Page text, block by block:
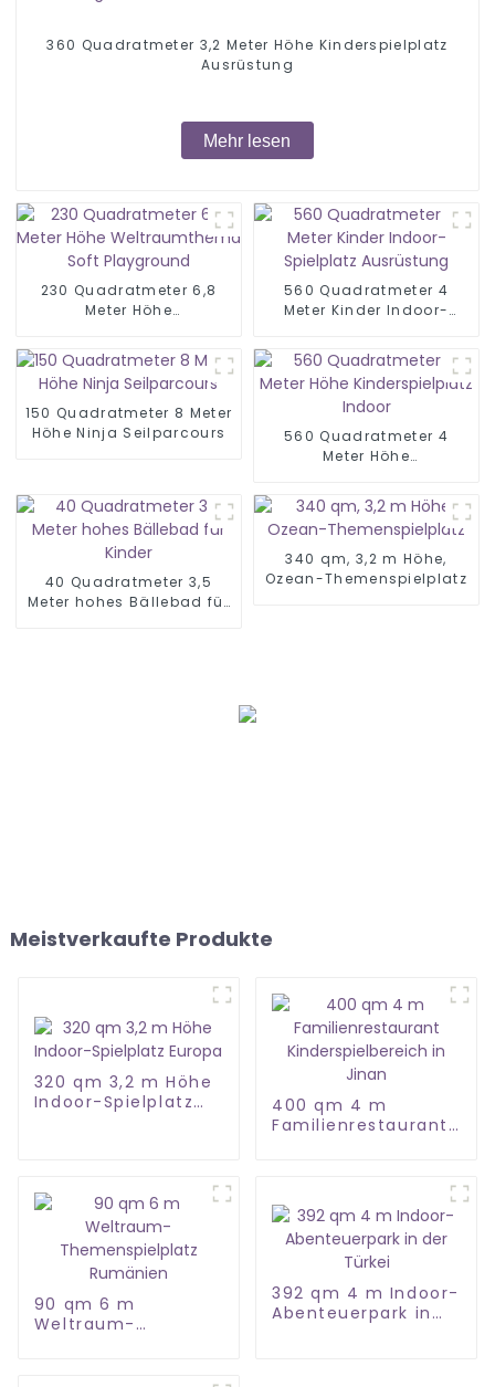
360 Quadratmeter 3,2 Meter Höhe Kinderspielplatz
Ausrüstung
Mehr lesen
230 Quadratmeter 6,8
Meter Höhe
Playground
560 Quadratmeter 4
Meter Kinder Indoor-
150 Quadratmeter 8 Meter
Höhe Ninja Seilparcours
560 Quadratmeter 4
Meter Höhe
40 Quadratmeter 3,5
Meter hohes Bällebad für
340 qm, 3,2 m Höhe,
Ozean-Themenspielplatz
Meistverkaufte Produkte
320 qm 3,2 m Höhe
Indoor-Spielplatz
400 qm 4 m
Familienrestaurant
90 qm 6 m
Weltraum-
392 qm 4 m Indoor-
Abenteuerpark in